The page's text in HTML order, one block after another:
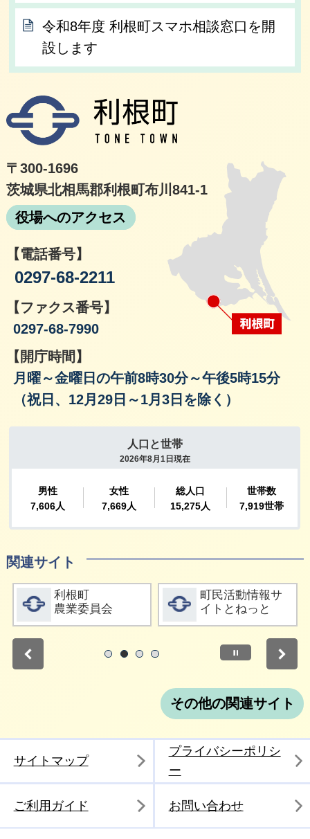
令和8年度 利根町スマホ相談窓口を開
設します
〒300-1696
茨城県北相馬郡利根町布川841-1
役場へのアクセス
【電話番号】
0297-68-2211
【ファクス番号】
0297-68-7990
【開庁時間】
月曜～金曜日の午前8時30分～午後5時15分
（祝日、12月29日～1月3日を除く）
関連サイト
詳細をみる
利根町
農業委員会
詳細をみる
町民活動情報サ
イトとねっと
停止
その他の関連サイト
サイトマップ
プライバシーポリシ
ー
ご利用ガイド お問い合わせ